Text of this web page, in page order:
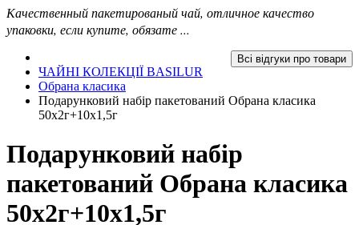
Качественный пакетированый чай, отличное качество
упаковки, если купите, обязате ...
Всі відгуки про товари
ЧАЙНІ КОЛЕКЦІЇ BASILUR
Обрана класика
Подарунковий набір пакетований Обрана класика
50х2г+10х1,5г
Подарунковий набір
пакетований Обрана класика
50х2г+10х1,5г